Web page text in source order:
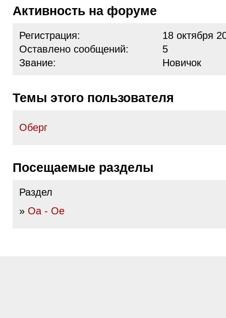
Активность на форуме
Регистрация:
18 октября
Оставлено сообщений:
5
Звание:
Новичок
Темы этого пользователя
Оберг
Посещаемые разделы
Раздел
» Оа - Ое